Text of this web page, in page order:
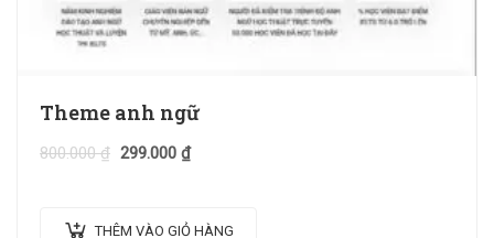
Theme anh ngữ
800.000₫ 299.000 ₫
THÊM VÀO GIỎ HÀNG